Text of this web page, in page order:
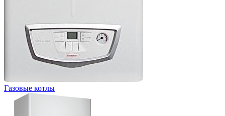
Газовые котлы